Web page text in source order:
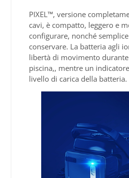
PIXEL™, versione
cavi, è compatto, leggero e
configurare, nonché
conservare. La batteria agli
libertà di movimento
piscina,, mentre un
livello di carica della batteria.